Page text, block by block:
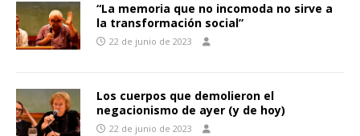
“La memoria que no incomoda no sirve a
la transformación social”
22 de junio de 2023
Los cuerpos que demolieron el
negacionismo de ayer (y de hoy)
22 de junio de 2023